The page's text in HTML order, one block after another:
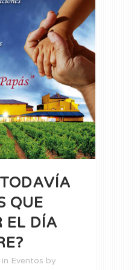
QUE
EL DÍA
in Eventos by